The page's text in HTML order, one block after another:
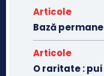
Articole
Bază
Articole
O raritate :